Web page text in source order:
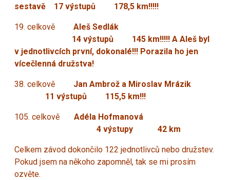
sestavě 17 výstupů 178,5 km!!!!!
19. celkově Aleš Sedlák
14 výstupů 145 km!!!!! A Aleš byl
v jednotlivcích první, dokonalé!!! Porazila ho jen
vícečlenná družstva!
38. celkově Jan Ambrož a Miroslav Mrázik
11 výstupů 115,5 km!!!
105. celkově Adéla Hofmanová
4 výstupy 42 km
Celkem závod dokončilo 122 jednotlivců nebo družstev.
Pokud jsem na někoho zapomněl, tak se mi prosím
ozvěte.